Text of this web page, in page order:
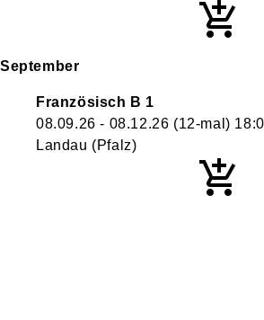
September
Französisch B 1
08.09.26 - 08.12.26 (12-mal)
Landau (Pfalz)